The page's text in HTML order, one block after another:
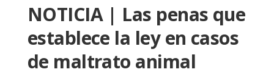
NOTICIA | Las penas que
establece la ley en casos
de maltrato animal